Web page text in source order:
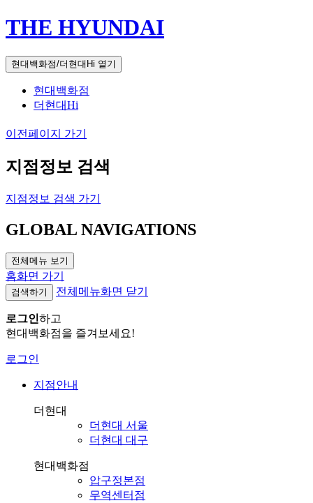
THE HYUNDAI
현대백화점/더현대Hi 열기
현대백화점
더현대Hi
이전페이지 가기
지점정보 검색
지점정보 검색 가기
GLOBAL NAVIGATIONS
전체메뉴 보기
홈화면 가기
검색하기 전체메뉴화면 닫기
로그인하고
현대백화점을 즐겨보세요!
로그인
지점안내
더현대
더현대 서울
더현대 대구
현대백화점
압구정본점
무역센터점